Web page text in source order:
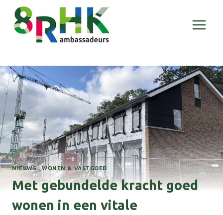
Doorgaan
naar
inhoud
NIEUWS|WONEN & VASTGOED
Met gebundelde kracht goed
wonen in een vitale